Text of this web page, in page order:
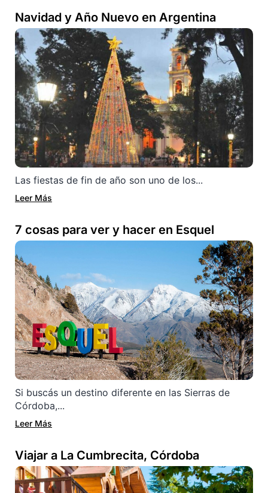
Navidad y Año Nuevo en Argentina
Las fiestas de fin de año son uno de los...
Leer Más
7 cosas para ver y hacer en Esquel
Si buscás un destino diferente en las Sierras de
Córdoba,...
Leer Más
Viajar a La Cumbrecita, Córdoba